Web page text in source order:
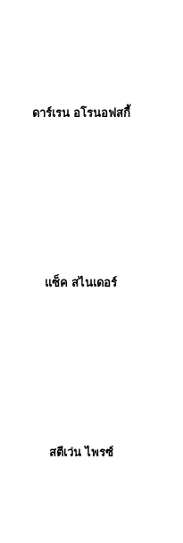
ดาร์เรน อโรนอฟสกี้
แซ็ค สไนเดอร์
สตีเว่น ไพรซ์